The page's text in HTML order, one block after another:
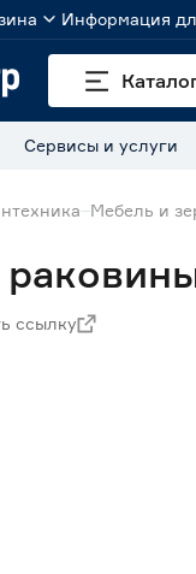
Информация
Сервисы и услуги
Мебель и
ссылку